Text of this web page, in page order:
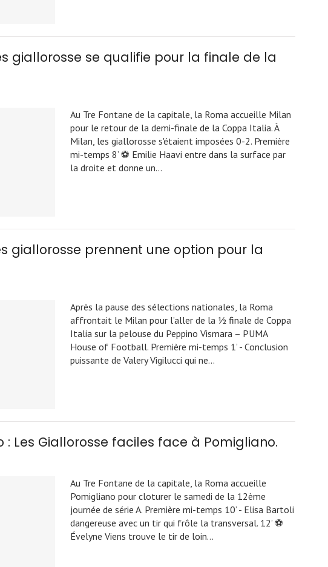
giallorosse se qualifie pour la finale de la
Au Tre Fontane de la capitale, la Roma accueille Milan
pour le retour de la demi-finale de la Coppa Italia. À
Milan, les giallorosse s'étaient imposées 0-2. Première
mi-temps 8’ ⚽ Emilie Haavi entre dans la surface par
la droite et donne un…
giallorosse prennent une option pour la
Après la pause des sélections nationales, la Roma
affrontait le Milan pour l’aller de la ½ finale de Coppa
Italia sur la pelouse du Peppino Vismara – PUMA
House of Football. Première mi-temps 1’ - Conclusion
puissante de Valery Vigilucci qui ne…
: Les Giallorosse faciles face à Pomigliano.
Au Tre Fontane de la capitale, la Roma accueille
Pomigliano pour cloturer le samedi de la 12ème
journée de série A. Première mi-temps 10’ - Elisa Bartoli
dangereuse avec un tir qui frôle la transversal. 12’ ⚽
Évelyne Viens trouve le tir de loin…